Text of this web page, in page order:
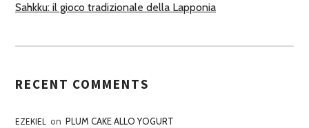
Sahkku: il gioco tradizionale della Lapponia
RECENT COMMENTS
EZEKIEL on PLUM CAKE ALLO YOGURT